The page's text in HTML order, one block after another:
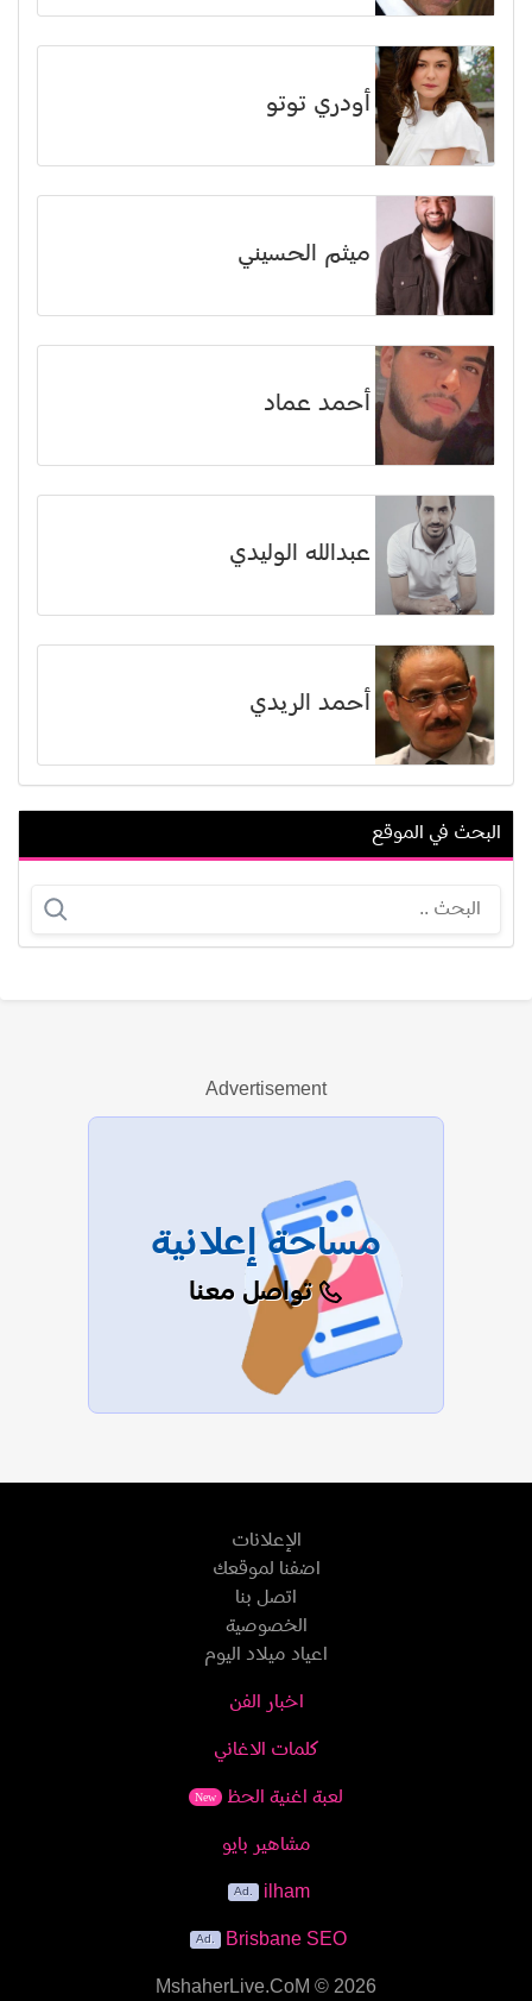
أودري توتو
ميثم الحسيني
أحمد عماد
عبدالله الوليدي
أحمد الريدي
هاني مطاوع
عرض الكل
البحث في الموقع
Advertisement
مساحة إعلانية
تواصل معنا
الإعلانات
اضفنا لموقعك
اتصل بنا
الخصوصية
اعياد ميلاد اليوم
اخبار الفن
كلمات الاغاني
لعبة اغنية الحظ New
مشاهير بايو
ilham
Brisbane SEO
MshaherLive.CoM © 2026